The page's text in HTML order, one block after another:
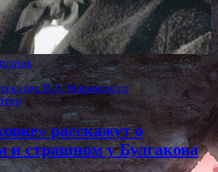
им. В.В. Маяковского
расскажут о
и страшном у Булгакова